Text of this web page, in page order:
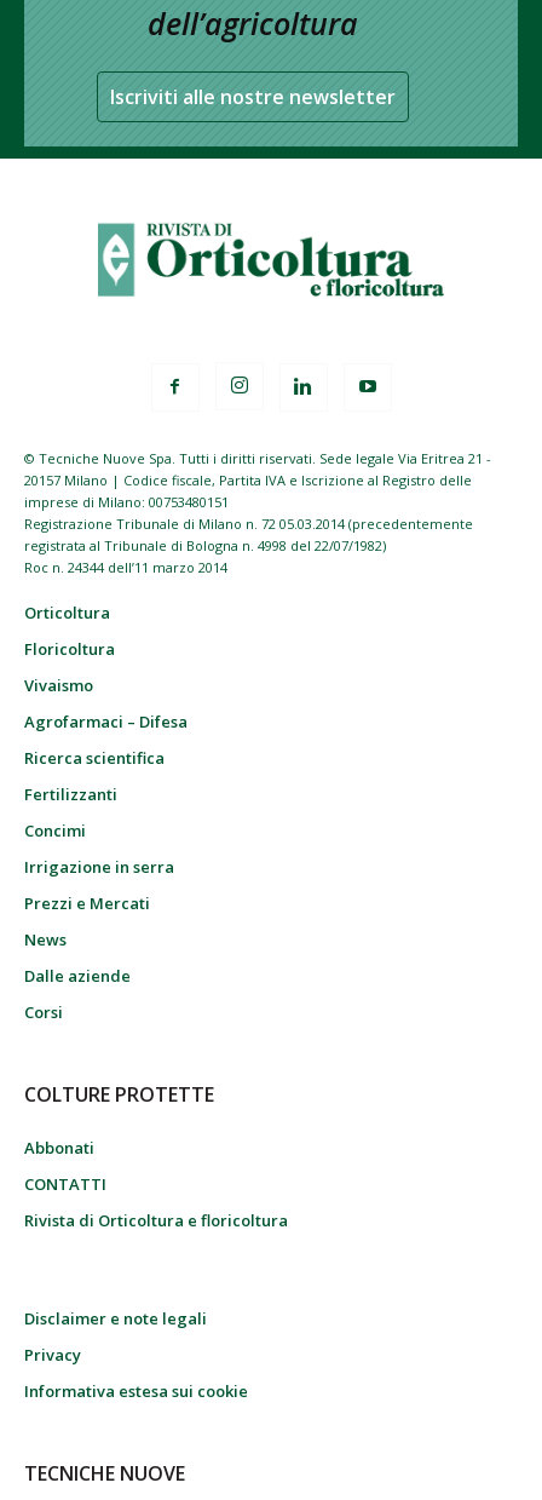
dell’agricoltura
Iscriviti alle nostre newsletter
© Tecniche Nuove Spa. Tutti i diritti riservati. Sede legale Via Eritrea 21 -
20157 Milano | Codice fiscale, Partita IVA e Iscrizione al Registro delle
imprese di Milano: 00753480151
Registrazione Tribunale di Milano n. 72 05.03.2014 (precedentemente
registrata al Tribunale di Bologna n. 4998 del 22/07/1982)
Roc n. 24344 dell’11 marzo 2014
Orticoltura
Floricoltura
Vivaismo
Agrofarmaci – Difesa
Ricerca scientifica
Fertilizzanti
Concimi
Irrigazione in serra
Prezzi e Mercati
News
Dalle aziende
Corsi
COLTURE PROTETTE
Abbonati
CONTATTI
Rivista di Orticoltura e floricoltura
Disclaimer e note legali
Privacy
Informativa estesa sui cookie
TECNICHE NUOVE